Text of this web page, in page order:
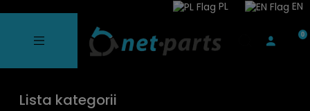
PL EN
Lista kategorii